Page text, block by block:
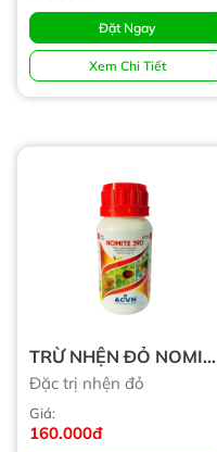
Đặt Ngay
Xem Chi Tiết
TRỪ NHỆN ĐỎ NOMITE
390
Đặc trị nhện đỏ
Giá:
160.000đ